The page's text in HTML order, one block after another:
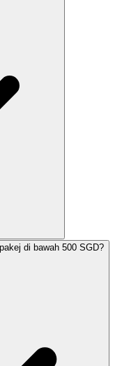
di bawah 500 SGD?